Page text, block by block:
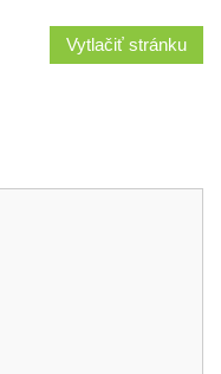
Vytlačiť stránku